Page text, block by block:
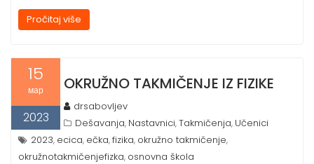
Pročitaj više
15
мар
2023
OKRUŽNO TAKMIČENJE IZ FIZIKE
drsabovljev
Dešavanja, Nastavnici,Takmičenja, Učenici
2023, ecica, ečka,fizika, okružno takmičenje,
okružnotakmičenjefizka, osnovna škola